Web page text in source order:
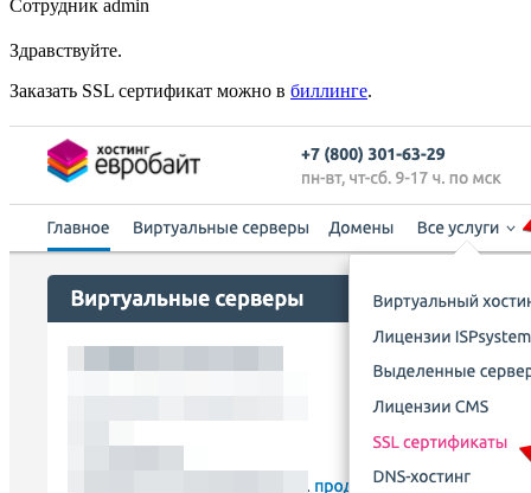
Сотрудник admin
Здравствуйте.
Заказать SSL сертификат можно в биллинге.